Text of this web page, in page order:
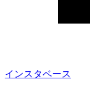
インスタベース